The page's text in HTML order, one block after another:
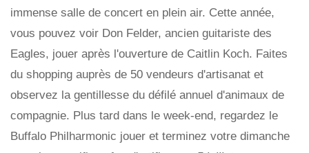
immense salle de concert en plein air. Cette année,
vous pouvez voir Don Felder, ancien guitariste des
Eagles, jouer après l'ouverture de Caitlin Koch. Faites
du shopping auprès de 50 vendeurs d'artisanat et
observez la gentillesse du défilé annuel d'animaux de
compagnie. Plus tard dans le week-end, regardez le
Buffalo Philharmonic jouer et terminez votre dimanche